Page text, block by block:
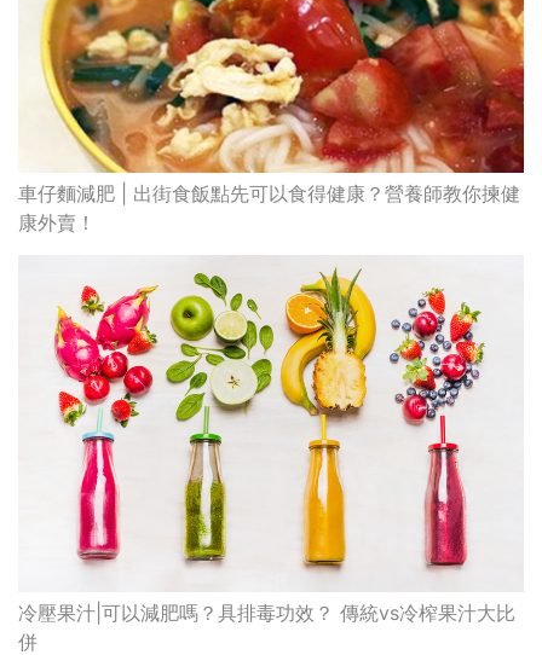
車仔麵減肥 | 出街食飯點先可以食得健康？營養師教你揀健
康外賣！
冷壓果汁|可以減肥嗎？具排毒功效？ 傳統vs冷榨果汁大比
併